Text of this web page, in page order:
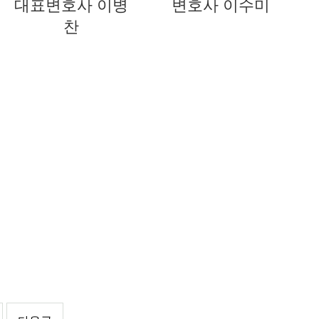
대표변호사 이병
찬
변호사 이수미